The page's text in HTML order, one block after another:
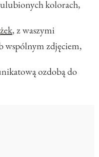
kolorach,
, z waszymi
zdjęciem,
ozdobą do